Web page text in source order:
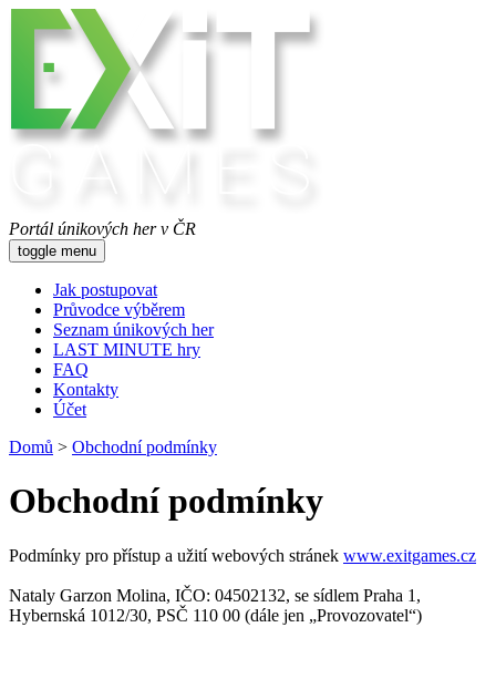
Portál únikových her v ČR
toggle menu
Jak postupovat
Průvodce výběrem
Seznam únikových her
LAST MINUTE hry
FAQ
Kontakty
Účet
Domů > Obchodní podmínky
Obchodní podmínky
Podmínky pro přístup a užití webových stránek www.exitgames.cz
Nataly Garzon Molina, IČO: 04502132, se sídlem Praha 1,
Hybernská 1012/30, PSČ 110 00 (dále jen „Provozovatel“)